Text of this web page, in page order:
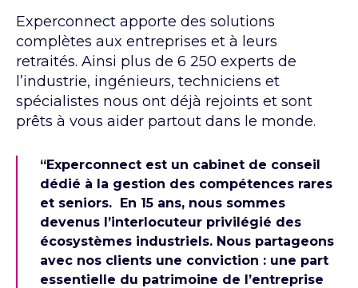
Experconnect apporte des solutions
complètes aux entreprises et à leurs
retraités. Ainsi plus de 6 250 experts de
l’industrie, ingénieurs, techniciens et
spécialistes nous ont déjà rejoints et sont
prêts à vous aider partout dans le monde.
“Experconnect est un cabinet de conseil
dédié à la gestion des compétences rares
et seniors. En 15 ans, nous sommes
devenus l’interlocuteur privilégié des
écosystèmes industriels. Nous partageons
avec nos clients une conviction : une part
essentielle du patrimoine de l’entreprise